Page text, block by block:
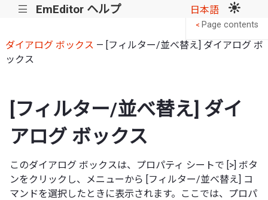
||| EmEditor ヘルプ 日本語
ダイアログ ボックス — [フィルター/並べ替え] ダイアログ ボ
ックス
[フィルター/並べ替え] ダイ
アログ ボックス
このダイアログ ボックスは、プロパティ シートで [>] ボタ
ンをクリックし、メニューから [フィルター/並べ替え] コ
マンドを選択したときに表示されます。ここでは、プロパ
< Page contents